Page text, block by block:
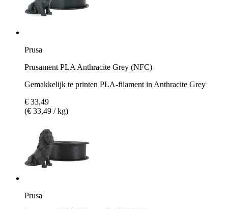
Prusa
Prusament PLA Anthracite Grey (NFC)
Gemakkelijk te printen PLA-filament in Anthracite Grey
€ 33,49
(€ 33,49 / kg)
Prusa